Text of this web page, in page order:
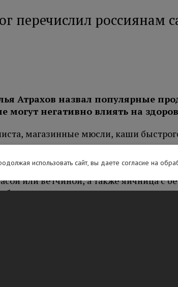
перечислил россиянам
Атрахов назвал популярные
могут негативно влиять на
магазинные мюсли, каши
мало клетчатки и много
свежими овощами или фруктами.
или ветчиной, а также яичница с
большое количество жиров и
использовать сайт, вы даете согласие на